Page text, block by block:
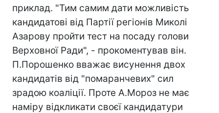
приклад. "Тим самим дати можливість
кандидатові від Партії регіонів Миколі
Азарову пройти тест на посаду голови
Верховної Ради", - прокоментував він.
П.Порошенко вважає висунення двох
кандидатів від "помаранчевих" сил
зрадою коаліції. Проте А.Мороз не має
наміру відкликати своєї кандидатури